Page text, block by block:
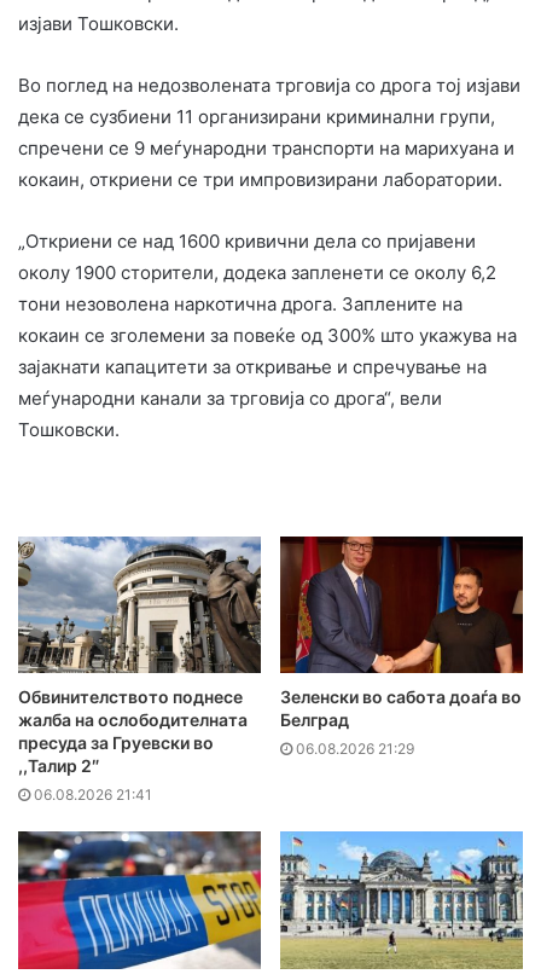
изјави Тошковски.
Во поглед на недозволената трговија со дрога тој изјави
дека се сузбиени 11 организирани криминални групи,
спречени се 9 меѓународни транспорти на марихуана и
кокаин, откриени се три импровизирани лаборатории.
„Откриени се над 1600 кривични дела со пријавени
околу 1900 сторители, додека запленети се околу 6,2
тони незоволена наркотична дрога. Заплените на
кокаин се зголемени за повеќе од 300% што укажува на
зајакнати капацитети за откривање и спречување на
меѓународни канали за трговија со дрога“, вели
Тошковски.
Обвинителството поднесе
жалба на ослободителната
пресуда за Груевски во
,,Талир 2″
06.08.2026 21:41
Зеленски во сабота доаѓа во
Белград
06.08.2026 21:29